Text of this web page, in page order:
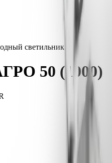
светильник
50 (1000)